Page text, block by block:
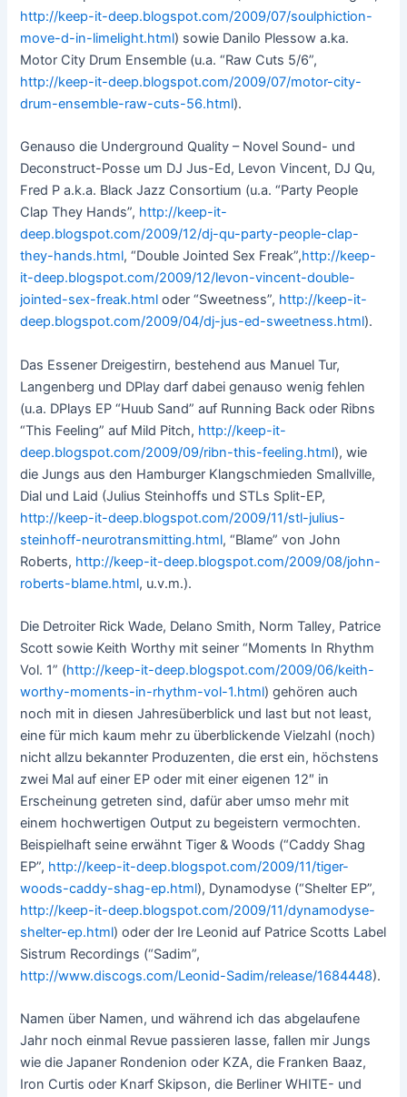
http://keep-it-deep.blogspot.com/2009/07/soulphiction-
move-d-in-limelight.html) sowie Danilo Plessow a.ka.
Motor City Drum Ensemble (u.a. “Raw Cuts 5/6”,
http://keep-it-deep.blogspot.com/2009/07/motor-city-
drum-ensemble-raw-cuts-56.html).
Genauso die Underground Quality – Novel Sound- und
Deconstruct-Posse um DJ Jus-Ed, Levon Vincent, DJ Qu,
Fred P a.k.a. Black Jazz Consortium (u.a. “Party People
Clap They Hands”, http://keep-it-
deep.blogspot.com/2009/12/dj-qu-party-people-clap-
they-hands.html, “Double Jointed Sex Freak”,http://keep-
it-deep.blogspot.com/2009/12/levon-vincent-double-
jointed-sex-freak.html oder “Sweetness”, http://keep-it-
deep.blogspot.com/2009/04/dj-jus-ed-sweetness.html).
Das Essener Dreigestirn, bestehend aus Manuel Tur,
Langenberg und DPlay darf dabei genauso wenig fehlen
(u.a. DPlays EP “Huub Sand” auf Running Back oder Ribns
“This Feeling” auf Mild Pitch, http://keep-it-
deep.blogspot.com/2009/09/ribn-this-feeling.html), wie
die Jungs aus den Hamburger Klangschmieden Smallville,
Dial und Laid (Julius Steinhoffs und STLs Split-EP,
http://keep-it-deep.blogspot.com/2009/11/stl-julius-
steinhoff-neurotransmitting.html, “Blame” von John
Roberts, http://keep-it-deep.blogspot.com/2009/08/john-
roberts-blame.html, u.v.m.).
Die Detroiter Rick Wade, Delano Smith, Norm Talley, Patrice
Scott sowie Keith Worthy mit seiner “Moments In Rhythm
Vol. 1” (http://keep-it-deep.blogspot.com/2009/06/keith-
worthy-moments-in-rhythm-vol-1.html) gehören auch
noch mit in diesen Jahresüberblick und last but not least,
eine für mich kaum mehr zu überblickende Vielzahl (noch)
nicht allzu bekannter Produzenten, die erst ein, höchstens
zwei Mal auf einer EP oder mit einer eigenen 12″ in
Erscheinung getreten sind, dafür aber umso mehr mit
einem hochwertigen Output zu begeistern vermochten.
Beispielhaft seine erwähnt Tiger & Woods (“Caddy Shag
EP”, http://keep-it-deep.blogspot.com/2009/11/tiger-
woods-caddy-shag-ep.html), Dynamodyse (“Shelter EP”,
http://keep-it-deep.blogspot.com/2009/11/dynamodyse-
shelter-ep.html) oder der Ire Leonid auf Patrice Scotts Label
Sistrum Recordings (“Sadim”,
http://www.discogs.com/Leonid-Sadim/release/1684448).
Namen über Namen, und während ich das abgelaufene
Jahr noch einmal Revue passieren lasse, fallen mir Jungs
wie die Japaner Rondenion oder KZA, die Franken Baaz,
Iron Curtis oder Knarf Skipson, die Berliner WHITE- und